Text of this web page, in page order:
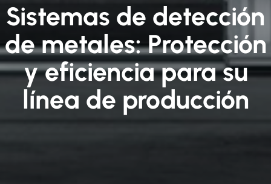
Sistemas de detección
de metales: Protección
y eficiencia para su
línea de producción